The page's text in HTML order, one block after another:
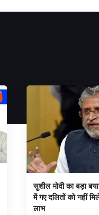
सुशील मोदी का बड़ा
में गए दलितों को नहीं
लाभ